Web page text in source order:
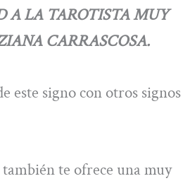
A LA TAROTISTA MUY
CARRASCOSA.
este signo con otros signos
te ofrece una muy